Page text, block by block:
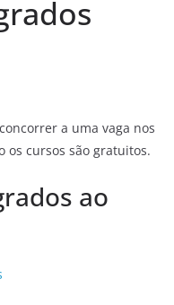
a uma vaga nos
os cursos são gratuitos.
ao